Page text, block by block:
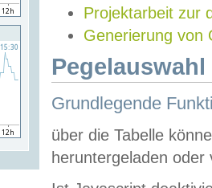
Projektarbeit zur
Generierung von
Grundlegende
über die Tabelle
heruntergeladen oder